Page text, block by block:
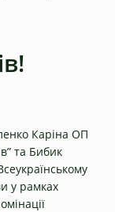
Каріна ОП
та Бибик
у рамках